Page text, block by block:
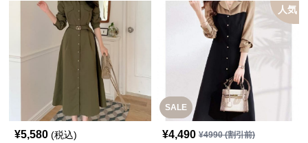
¥5,580 (税込)
SALE
人気
¥4,490 ¥4990(割引前)